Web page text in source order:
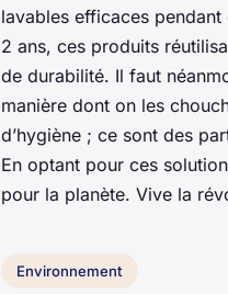
lavables efficaces
2 ans, ces produits
de durabilité. Il faut
manière dont on les
d’hygiène ; ce sont des
En optant pour ces
pour la planète. Vive la
Environnement